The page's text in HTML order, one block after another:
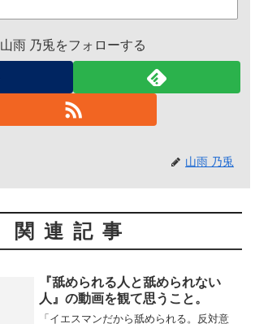
山雨 乃兎をフォローする
山雨 乃兎
関連記事
『舐められる人と舐められない
人』の動画を観て思うこと。
「イエスマンだから舐められる。反対意